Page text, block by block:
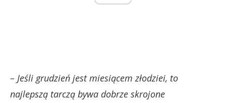
– Jeśli grudzień jest miesiącem złodziei, to
najlepszą tarczą bywa dobrze skrojone